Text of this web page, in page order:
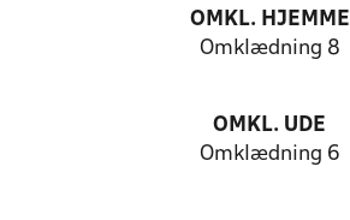
OMKL. HJEMME
Omklædning 8
OMKL. UDE
Omklædning 6